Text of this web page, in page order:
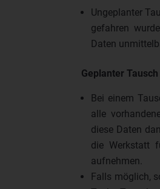
Ungeplanter
gefahren
Daten
Geplanter
Bei einem
alle
diese Daten
die Werkstatt
aufnehmen.
Falls möglich,